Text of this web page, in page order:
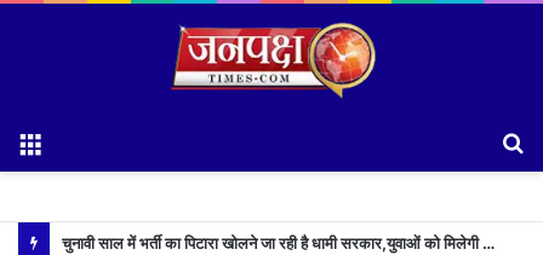
चुनावी साल में भर्ती का पिटारा खोलने जा रही है धामी सरकार,युवाओं को मिलेगी 34 हजार रिकॉर्ड भर्तियों की सौगात